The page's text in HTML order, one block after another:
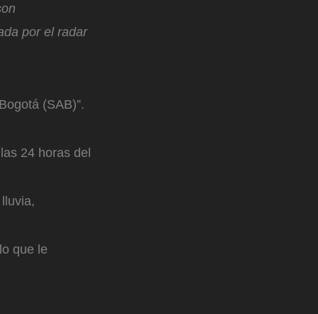
por el radar
(SAB)”.
24 horas del
que le